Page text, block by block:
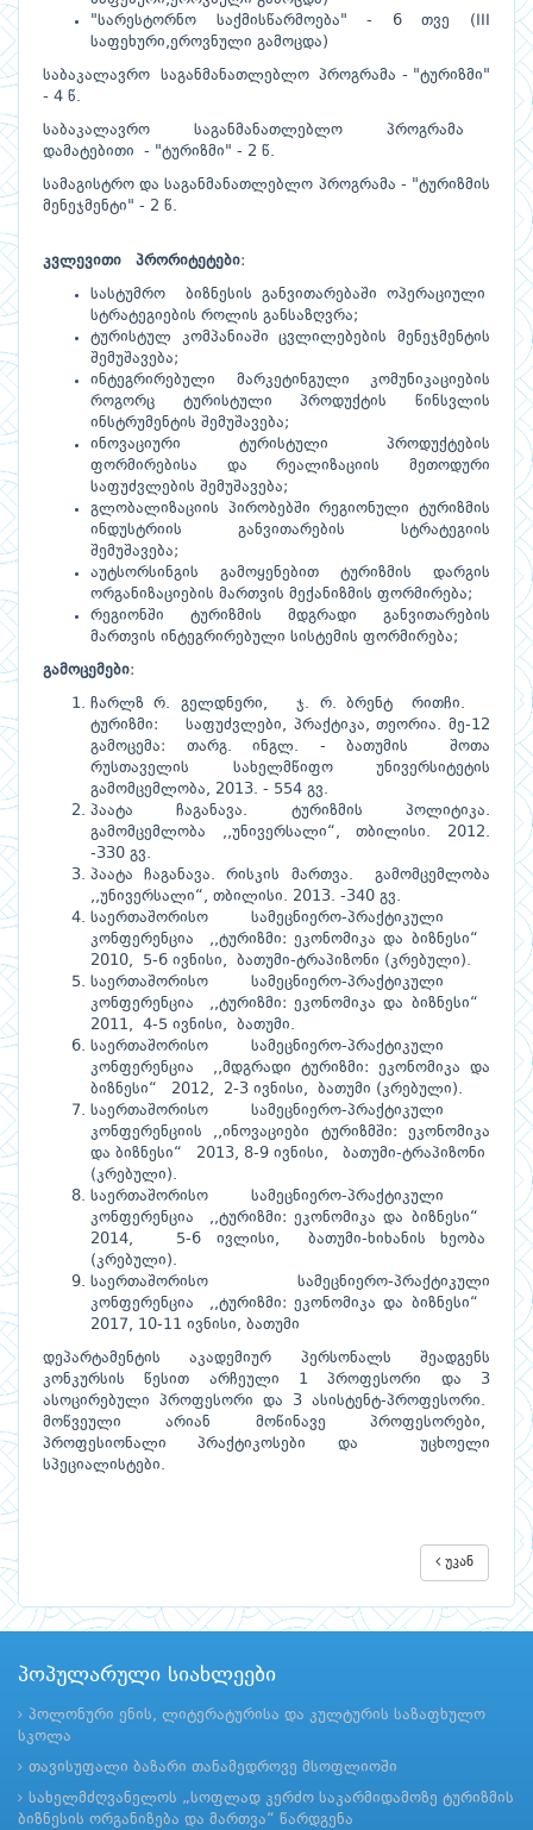
"სარესტორნო საქმისწარმოება" - 6 თვე (III
საფეხური,ეროვნული გამოცდა)
საბაკალავრო საგანმანათლებლო პროგრამა - "ტურიზმი"
- 4 წ.
საბაკალავრო საგანმანათლებლო პროგრამა
დამატებითი - "ტურიზმი" - 2 წ.
სამაგისტრო და საგანმანათლებლო პროგრამა - "ტურიზმის
მენეჯმენტი" - 2 წ.
კვლევითი პრორიტეტები:
სასტუმრო ბიზნესის განვითარებაში ოპერაციული
სტრატეგიების როლის განსაზღვრა;
ტურისტულ კომპანიაში ცვლილებების მენეჯმენტის
შემუშავება;
ინტეგრირებული მარკეტინგული კომუნიკაციების
როგორც ტურისტული პროდუქტის წინსვლის
ინსტრუმენტის შემუშავება;
ინოვაციური ტურისტული პროდუქტების
ფორმირებისა და რეალიზაციის მეთოდური
საფუძვლების შემუშავება;
გლობალიზაციის პირობებში რეგიონული ტურიზმის
ინდუსტრიის განვითარების სტრატეგიის
შემუშავება;
აუტსორსინგის გამოყენებით ტურიზმის დარგის
ორგანიზაციების მართვის მექანიზმის ფორმირება;
რეგიონში ტურიზმის მდგრადი განვითარების
მართვის ინტეგრირებული სისტემის ფორმირება;
გამოცემები:
ჩარლზ რ. გელდნერი, ჯ. რ. ბრენტ რითჩი.
ტურიზმი: საფუძვლები, პრაქტიკა, თეორია. მე-12
გამოცემა: თარგ. ინგლ. - ბათუმის შოთა
რუსთაველის სახელმწიფო უნივერსიტეტის
გამომცემლობა, 2013. - 554 გვ.
პაატა ჩაგანავა. ტურიზმის პოლიტიკა.
გამომცემლობა ,,უნივერსალი“, თბილისი. 2012.
-330 გვ.
პაატა ჩაგანავა. რისკის მართვა. გამომცემლობა
,,უნივერსალი“, თბილისი. 2013. -340 გვ.
საერთაშორისო სამეცნიერო-პრაქტიკული
კონფერენცია ,,ტურიზმი: ეკონომიკა და ბიზნესი“
2010, 5-6 ივნისი, ბათუმი-ტრაპიზონი (კრებული).
საერთაშორისო სამეცნიერო-პრაქტიკული
კონფერენცია ,,ტურიზმი: ეკონომიკა და ბიზნესი“
2011, 4-5 ივნისი, ბათუმი.
საერთაშორისო სამეცნიერო-პრაქტიკული
კონფერენცია ,,მდგრადი ტურიზმი: ეკონომიკა და
ბიზნესი“ 2012, 2-3 ივნისი, ბათუმი (კრებული).
საერთაშორისო სამეცნიერო-პრაქტიკული
კონფერენციის ,,ინოვაციები ტურიზმში: ეკონომიკა
და ბიზნესი“ 2013, 8-9 ივნისი, ბათუმი-ტრაპიზონი
(კრებული).
საერთაშორისო სამეცნიერო-პრაქტიკული
კონფერენცია ,,ტურიზმი: ეკონომიკა და ბიზნესი“
2014, 5-6 ივლისი, ბათუმი-ხიხანის ხეობა
(კრებული).
საერთაშორისო სამეცნიერო-პრაქტიკული
კონფერენცია ,,ტურიზმი: ეკონომიკა და ბიზნესი“
2017, 10-11 ივნისი, ბათუმი
დეპარტამენტის აკადემიურ პერსონალს შეადგენს
კონკურსის წესით არჩეული 1 პროფესორი და 3
ასოცირებული პროფესორი და 3 ასისტენტ-პროფესორი.
მოწვეული არიან მოწინავე პროფესორები,
პროფესიონალი პრაქტიკოსები და უცხოელი
სპეციალისტები.
უკან
პოპულარული სიახლეები
პოლონური ენის, ლიტერატურისა და კულტურის საზაფხულო
სკოლა
თავისუფალი ბაზარი თანამედროვე მსოფლიოში
სახელმძღვანელოს „სოფლად კერძო საკარმიდამოზე ტურიზმის
ბიზნესის ორგანიზება და მართვა“ წარდგენა